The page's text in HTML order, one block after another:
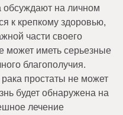
обсуждают на личном
к крепкому здоровью,
части своего
может иметь серьезные
благополучия.
простаты не может
будет обнаружена на
лечение